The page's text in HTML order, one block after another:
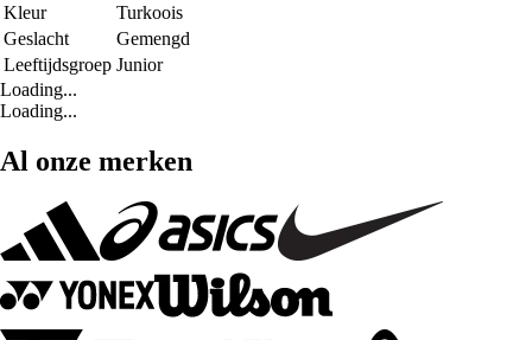
Kleur
Turkoois
Geslacht
Gemengd
Leeftijdsgroep Junior
Loading...
Loading...
Al onze merken